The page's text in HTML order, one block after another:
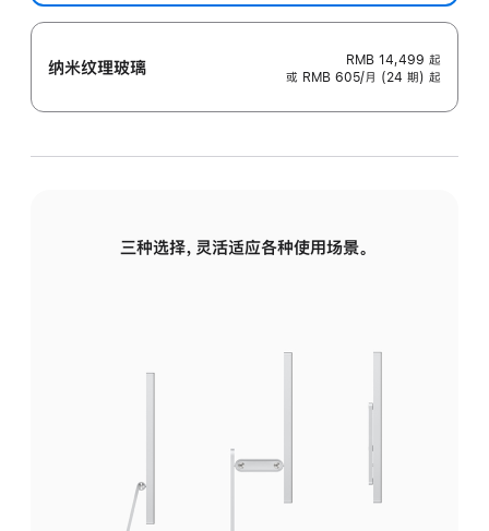
纳米纹理玻璃 RMB 14,499 起
或 RMB 605/月 (24 期) 起
三种选择，灵活适应各种使用场景。